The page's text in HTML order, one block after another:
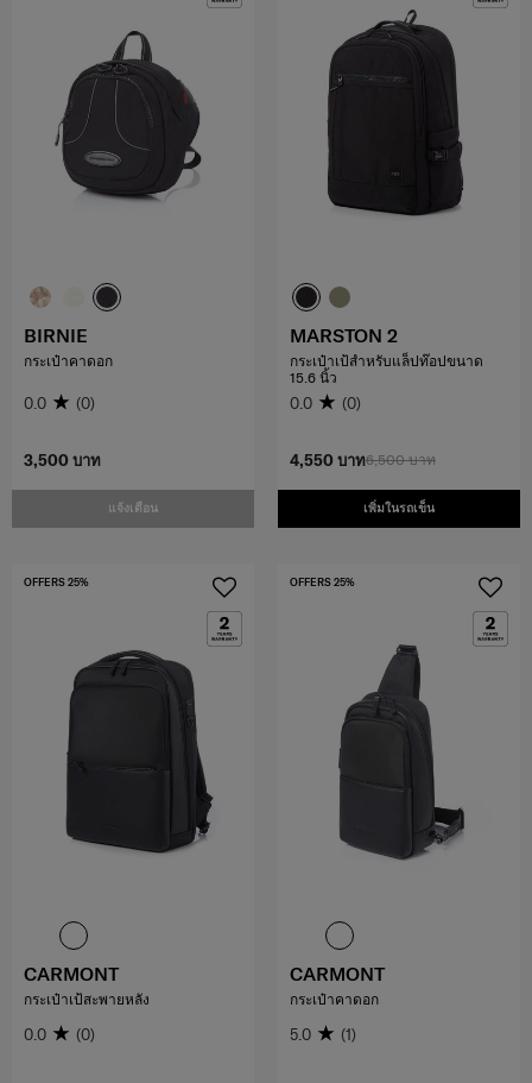
3,500 บาท
แจ้งเตือน
BIRNIE
กระเป๋าคาดอก
0.0 (0)
6,500 บาท
4,550 บาท
เพิ่มในรถเข็น
MARSTON 2
กระเป๋าเป้สำหรับแล็ปท๊อปขนาด
15.6 นิ้ว
0.0 (0)
OFFERS 25%
CARMONT
กระเป๋าเป้สะพายหลัง
0.0 (0)
OFFERS 25%
CARMONT
กระเป๋าคาดอก
5.0 (1)